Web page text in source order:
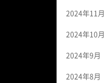
2024年11月
2024年10月
2024年9月
2024年8月